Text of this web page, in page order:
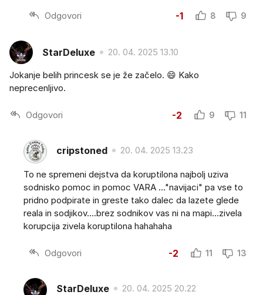
Odgovori -1 8 9
StarDeluxe 20. 04. 2025 13.10
Jokanje belih princesk se je že začelo. 😄 Kako
neprecenljivo.
Odgovori -2 9 11
cripstoned 20. 04. 2025 13.23
To ne spremeni dejstva da koruptilona najbolj uziva
sodnisko pomoc in pomoc VARA ..."navijaci" pa vse to
pridno podpirate in greste tako dalec da lazete glede
reala in sodjikov....brez sodnikov vas ni na mapi...zivela
korupcija zivela koruptilona hahahaha
Odgovori -2 11 13
StarDeluxe 20. 04. 2025 20.22